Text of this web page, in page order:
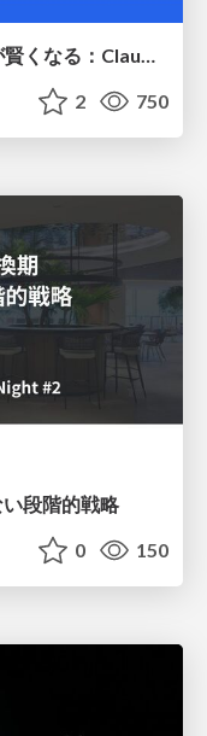
2 750
段階的戦略
0 150